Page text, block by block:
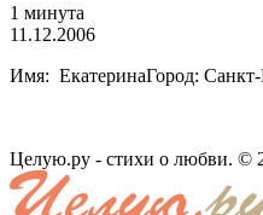
1 минута
11.12.2006
Имя: ЕкатеринаГород: Санкт-
Целую.ру - стихи о любви. ©